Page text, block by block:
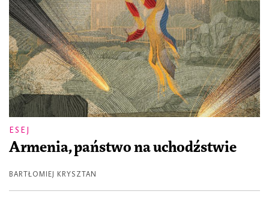
ESEJ
Armenia, państwo na uchodźstwie
BARTŁOMIEJ KRYSZTAN